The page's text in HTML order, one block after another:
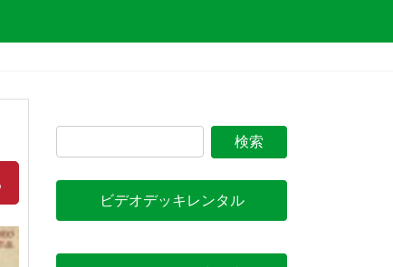
ビデオデッキレンタル